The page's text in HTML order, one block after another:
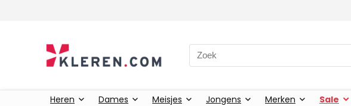
Zoeken naar:
Heren Dames Meisjes Jongens Merken Sale